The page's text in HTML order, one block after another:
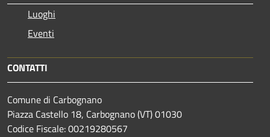
Luoghi
Eventi
CONTATTI
Comune di Carbognano
Piazza Castello 18, Carbognano (VT) 01030
Codice Fiscale: 00219280567